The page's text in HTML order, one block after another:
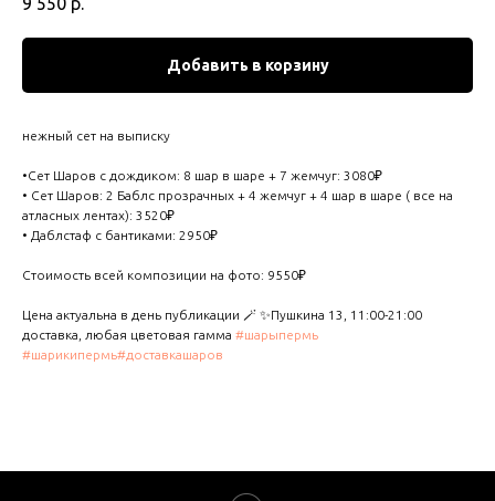
Добавить в корзину
нежный сет на выписку
•Сет Шаров с дождиком: 8 шар в шаре + 7 жемчуг: 3080₽
• Сет Шаров: 2 Баблс прозрачных + 4 жемчуг + 4 шар в шаре ( все на
атласных лентах): 3520₽
• Даблстаф с бантиками: 2950₽
Стоимость всей композиции на фото: 9550₽
Цена актуальна в день публикации 🪄 ✨Пушкина 13, 11:00-21:00
доставка, любая цветовая гамма #шарыпермь
#шарикипермь#доставкашаров